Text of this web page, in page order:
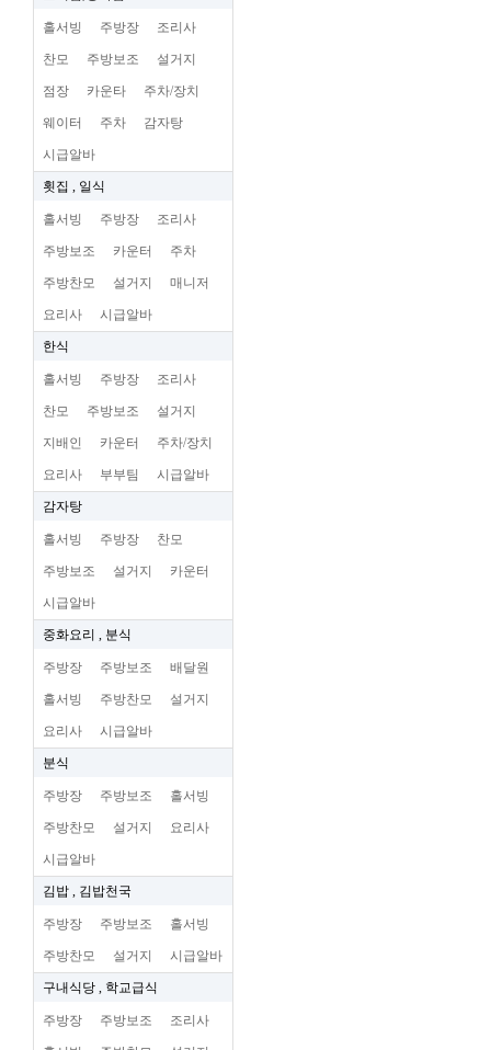
홀서빙 주방장 조리사
찬모 주방보조 설거지
점장 카운타 주차/장치
웨이터 주차 감자탕
시급알바
횟집 , 일식
홀서빙 주방장 조리사
주방보조 카운터 주차
주방찬모 설거지 매니저
요리사 시급알바
한식
홀서빙 주방장 조리사
찬모 주방보조 설거지
지배인 카운터 주차/장치
요리사 부부팀 시급알바
감자탕
홀서빙 주방장 찬모
주방보조 설거지 카운터
시급알바
중화요리 , 분식
주방장 주방보조 배달원
홀서빙 주방찬모 설거지
요리사 시급알바
분식
주방장 주방보조 홀서빙
주방찬모 설거지 요리사
시급알바
김밥 , 김밥천국
주방장 주방보조 홀서빙
주방찬모 설거지 시급알바
구내식당 , 학교급식
주방장 주방보조 조리사